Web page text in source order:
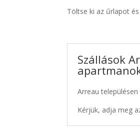
Töltse ki az űrlapot
Szállások
Arreau
Kérjük, adja meg